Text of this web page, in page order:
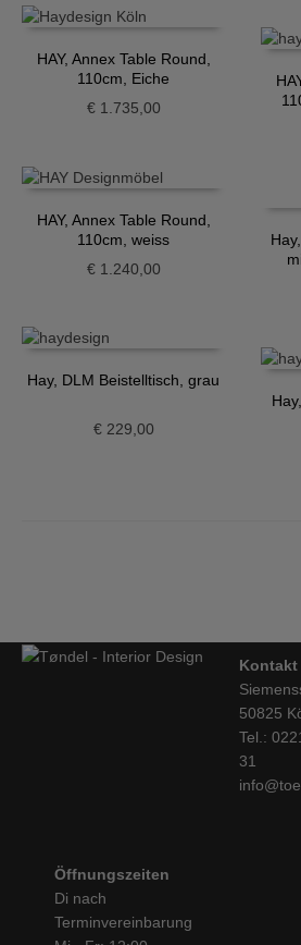
HAY, Annex Table Round,
110cm, Eiche
€1.735,00
HAY, Annex Table Round,
110cm, weiss
€1.240,00
Hay, DLM Beistelltisch, grau
€229,00
Kontakt
50825
Tel.:
31
Öffnungszeiten
Di nach
Terminvereinbarung